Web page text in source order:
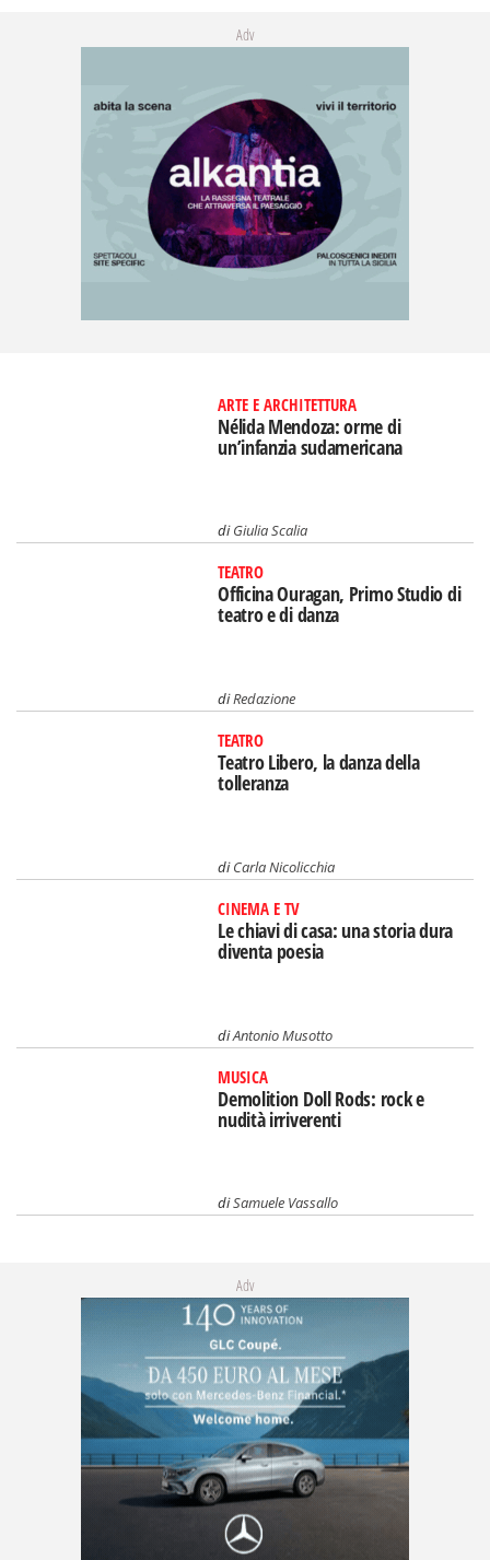
Adv
ARTE E ARCHITETTURA
Nélida Mendoza: orme di
un’infanzia sudamericana
diGiulia Scalia
TEATRO
Officina Ouragan, Primo Studio di
teatro e di danza
diRedazione
TEATRO
Teatro Libero, la danza della
tolleranza
diCarla Nicolicchia
CINEMA E TV
Le chiavi di casa: una storia dura
diventa poesia
diAntonio Musotto
MUSICA
Demolition Doll Rods: rock e
nudità irriverenti
diSamuele Vassallo
Adv